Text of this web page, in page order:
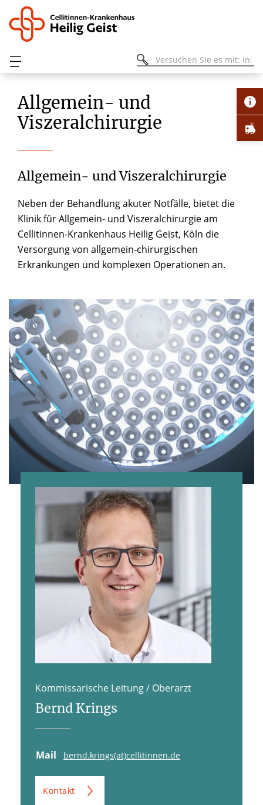
Allgemein- und
Viszeralchirurgie
Allgemein- und Viszeralchirurgie
Neben der Behandlung akuter Notfälle, bietet die
Klinik für Allgemein- und Viszeralchirurgie am
Cellitinnen-Krankenhaus Heilig Geist, Köln die
Versorgung von allgemein-chirurgischen
Erkrankungen und komplexen Operationen an.
Kommissarische Leitung / Oberarzt
Bernd Krings
Mail bernd.krings(at)cellitinnen.de
Kontakt